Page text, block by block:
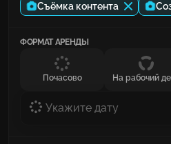
Съёмка контента
ФОРМАТ АРЕНДЫ
Почасово На рабочий
Укажите дату